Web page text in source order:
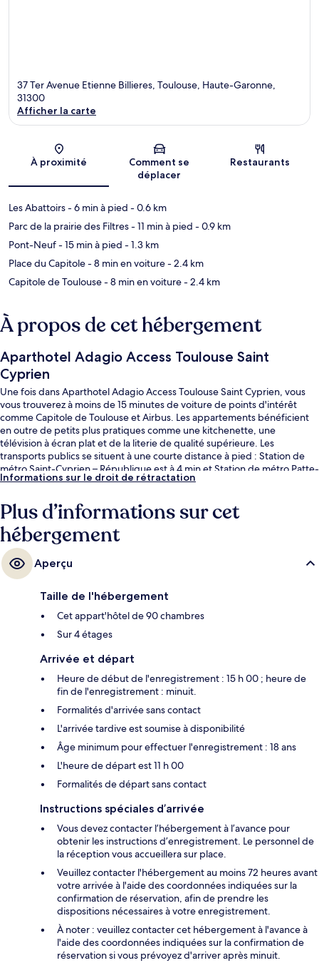
37 Ter Avenue Etienne Billieres, Toulouse, Haute-Garonne,
31300
Afficher la carte
À proximité
Comment se
déplacer
Restaurants
Les Abattoirs- 6 min à pied - 0.6 km
Parc de la prairie des Filtres- 11 min à pied - 0.9 km
Pont-Neuf- 15 min à pied - 1.3 km
Place du Capitole- 8 min en voiture- 2.4 km
Capitole de Toulouse- 8 min en voiture- 2.4 km
À propos de cet hébergement
Aparthotel Adagio Access Toulouse Saint
Cyprien
Une fois dans Aparthotel Adagio Access Toulouse Saint Cyprien, vous
vous trouverez à moins de 15 minutes de voiture de points d'intérêt
comme Capitole de Toulouse et Airbus. Les appartements bénéficient
en outre de petits plus pratiques comme une kitchenette, une
télévision à écran plat et de la literie de qualité supérieure. Les
transports publics se situent à une courte distance à pied : Station de
métro Saint-Cyprien – République est à 4 min et Station de métro Patte-
d'Oie, à 4 min.
Informations sur le droit de rétractation
Plus d’informations sur cet
hébergement
Aperçu
Taille de l'hébergement
Cet appart'hôtel de 90 chambres
Sur 4 étages
Arrivée et départ
Heure de début de l'enregistrement : 15 h 00 ; heure de
fin de l'enregistrement : minuit.
Formalités d'arrivée sans contact
L'arrivée tardive est soumise à disponibilité
Âge minimum pour effectuer l'enregistrement : 18 ans
L'heure de départ est 11 h 00
Formalités de départ sans contact
Instructions spéciales d’arrivée
Vous devez contacter l’hébergement à l’avance pour
obtenir les instructions d’enregistrement. Le personnel de
la réception vous accueillera sur place.
Veuillez contacter l'hébergement au moins 72 heures avant
votre arrivée à l'aide des coordonnées indiquées sur la
confirmation de réservation, afin de prendre les
dispositions nécessaires à votre enregistrement.
À noter : veuillez contacter cet hébergement à l'avance à
l'aide des coordonnées indiquées sur la confirmation de
réservation si vous prévoyez d'arriver après minuit.